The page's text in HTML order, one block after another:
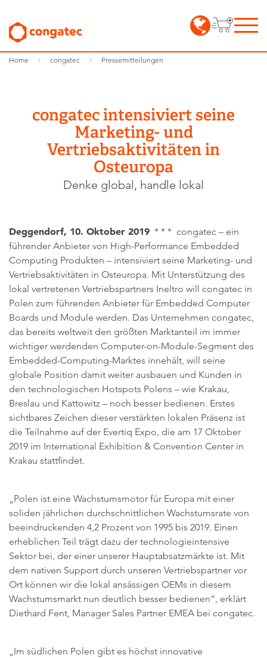
Home congatec Pressemitteilungen
congatec intensiviert seine
Marketing- und
Vertriebsaktivitäten in
Osteuropa
Denke global, handle lokal
Deggendorf, 10. Oktober 2019 * * * congatec – ein
führender Anbieter von High-Performance Embedded
Computing Produkten – intensiviert seine Marketing- und
Vertriebsaktivitäten in Osteuropa. Mit Unterstützung des
lokal vertretenen Vertriebspartners Ineltro will congatec in
Polen zum führenden Anbieter für Embedded Computer
Boards und Module werden. Das Unternehmen congatec,
das bereits weltweit den größten Marktanteil im immer
wichtiger werdenden Computer-on-Module-Segment des
Embedded-Computing-Marktes innehält, will seine
globale Position damit weiter ausbauen und Kunden in
den technologischen Hotspots Polens – wie Krakau,
Breslau und Kattowitz – noch besser bedienen. Erstes
sichtbares Zeichen dieser verstärkten lokalen Präsenz ist
die Teilnahme auf der Evertiq Expo, die am 17 Oktober
2019 im International Exhibition & Convention Center in
Krakau stattfindet.
„Polen ist eine Wachstumsmotor für Europa mit einer
soliden jährlichen durchschnittlichen Wachstumsrate von
beeindruckenden 4,2 Prozent von 1995 bis 2019. Einen
erheblichen Teil trägt dazu der technologieintensive
Sektor bei, der einer unserer Hauptabsatzmärkte ist. Mit
dem nativen Support durch unseren Vertriebspartner vor
Ort können wir die lokal ansässigen OEMs in diesem
Wachstumsmarkt nun deutlich besser bedienen“, erklärt
Diethard Fent, Manager Sales Partner EMEA bei congatec.
„Im südlichen Polen gibt es höchst innovative